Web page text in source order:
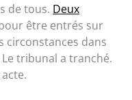
de tous. Deux
être entrés sur
circonstances dans
tribunal a tranché.